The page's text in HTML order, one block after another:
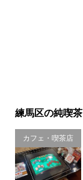
練馬区の純喫茶
カフェ・喫茶店